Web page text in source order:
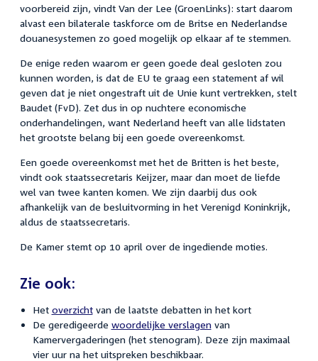
voorbereid zijn, vindt Van der Lee (GroenLinks): start daarom
alvast een bilaterale taskforce om de Britse en Nederlandse
douanesystemen zo goed mogelijk op elkaar af te stemmen.
De enige reden waarom er geen goede deal gesloten zou
kunnen worden, is dat de EU te graag een statement af wil
geven dat je niet ongestraft uit de Unie kunt vertrekken, stelt
Baudet (FvD). Zet dus in op nuchtere economische
onderhandelingen, want Nederland heeft van alle lidstaten
het grootste belang bij een goede overeenkomst.
Een goede overeenkomst met het de Britten is het beste,
vindt ook staatssecretaris Keijzer, maar dan moet de liefde
wel van twee kanten komen. We zijn daarbij dus ook
afhankelijk van de besluitvorming in het Verenigd Koninkrijk,
aldus de staatssecretaris.
De Kamer stemt op 10 april over de ingediende moties.
Zie ook:
Het overzichtvan de laatste debatten in het kort
De geredigeerde woordelijke verslagenvan
Kamervergaderingen (het stenogram). Deze zijn maximaal
vier uur na het uitspreken beschikbaar.